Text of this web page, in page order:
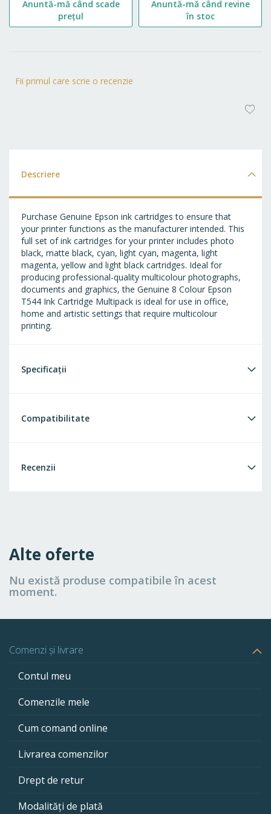
Fii primul care scrie o recenzie
Anuntă-mă când scade
prețul
Anuntă-mă când revine
în stoc
Descriere
Purchase Genuine Epson ink cartridges to ensure that
your printer functions as the manufacturer intended. This
full set of ink cartridges for your printer includes photo
black, matte black, cyan, light cyan, magenta, light
magenta, yellow and light black cartridges. Ideal for
producing professional-quality multicolour photographs,
documents and graphics, the Genuine 8 Colour Epson
T544 Ink Cartridge Multipack is ideal for use in office,
home and artistic settings that require multicolour
printing.
Specificații
Compatibilitate
Recenzii
Alte oferte
Nu există produse compatibile în acest
moment.
Comenzi și livrare
Contul meu
Comenzile mele
Cum comand online
Livrarea comenzilor
Drept de retur
Modalități de plată